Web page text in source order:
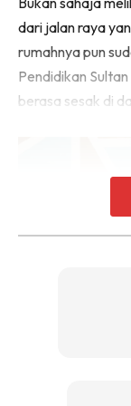
dari jalan raya
rumahnya pun
Pendidikan
berasa sesak di